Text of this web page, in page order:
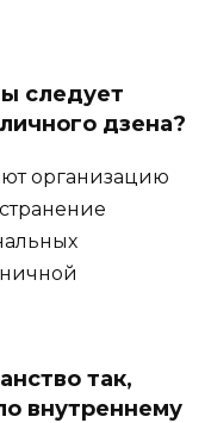
следует
дзена?
организацию
так,
внутреннему